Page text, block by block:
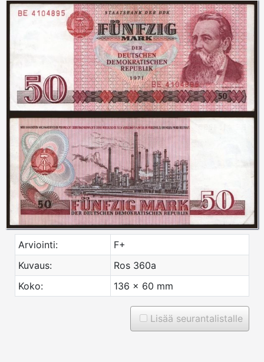
Arviointi:
F+
Kuvaus:
Ros 360a
Koko:
136 x 60 mm
Lisää seurantalistalle